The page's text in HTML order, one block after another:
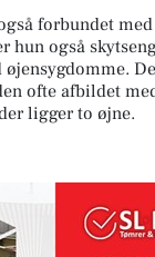
forbundet
hun også
øjensygdomme.
ofte afbildet
ligger to øjne.